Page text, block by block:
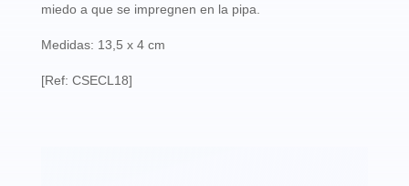
miedo a que se impregnen en la pipa.
Medidas: 13,5 x 4 cm
[Ref: CSECL18]